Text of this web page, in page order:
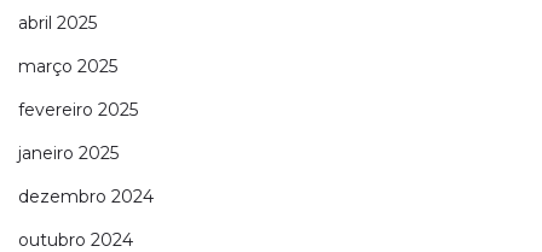
abril 2025
março 2025
fevereiro 2025
janeiro 2025
dezembro 2024
outubro 2024